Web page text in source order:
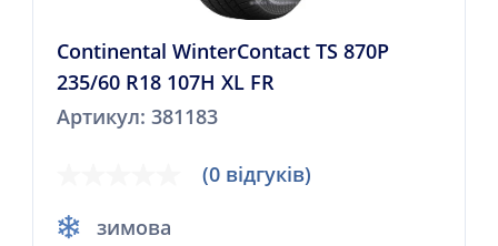
Continental WinterContact TS 870P
235/60 R18 107H XL FR
Артикул: 381183
(0 відгуків)
зимова